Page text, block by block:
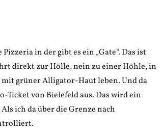
in der gibt es ein „Gate“. Das ist
direkt zur Hölle, nein zu einer Höhle, in
mit grüner Alligator-Haut leben. Und da
Ticket von Bielefeld aus. Das wird ein
ich da über die Grenze nach